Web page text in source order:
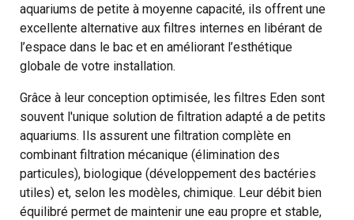
aquariums de petite à moyenne capacité, ils offrent une
excellente alternative aux filtres internes en libérant de
l’espace dans le bac et en améliorant l’esthétique
globale de votre installation.
Grâce à leur conception optimisée, les filtres Eden sont
souvent l'unique solution de filtration adapté a de petits
aquariums. Ils assurent une filtration complète en
combinant filtration mécanique (élimination des
particules), biologique (développement des bactéries
utiles) et, selon les modèles, chimique. Leur débit bien
équilibré permet de maintenir une eau propre et stable,